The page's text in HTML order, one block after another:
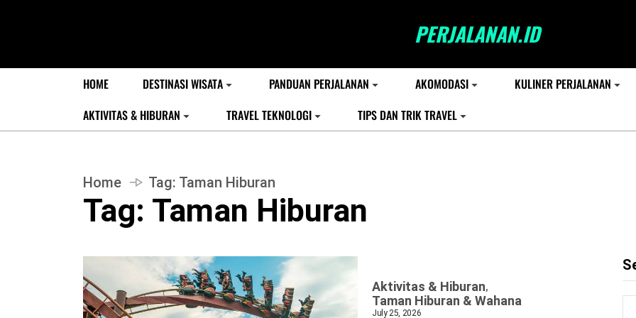
PERJALANAN.ID
HOME DESTINASI WISATA PANDUAN PERJALANAN AKOMODASI
KULINER PERJALANAN
AKTIVITAS & HIBURAN
TRAVEL TEKNOLOGI TIPS DAN TRIK TRAVEL
Home Tag: Taman Hiburan
Tag: Taman Hiburan
Aktivitas & Hiburan
Taman Hiburan & Wahana
July 25, 2026